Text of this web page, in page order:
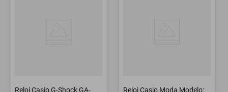
Reloj Casio G-Shock GA- Reloj Casio Moda Modelo: